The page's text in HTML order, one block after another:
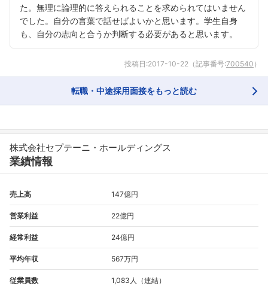
た。無理に論理的に答えられることを求められてはいません
でした。自分の言葉で話せばよいかと思います。学生自身
も、自分の志向と合うか判断する必要があると思います。
投稿日:2017-10-22 （記事番号:700540 ）
転職・中途採用面接をもっと読む
株式会社セプテーニ・ホールディングス
業績情報
売上高 147億円
営業利益 22億円
経常利益 24億円
平均年収 567万円
従業員数 1,083人（連結）